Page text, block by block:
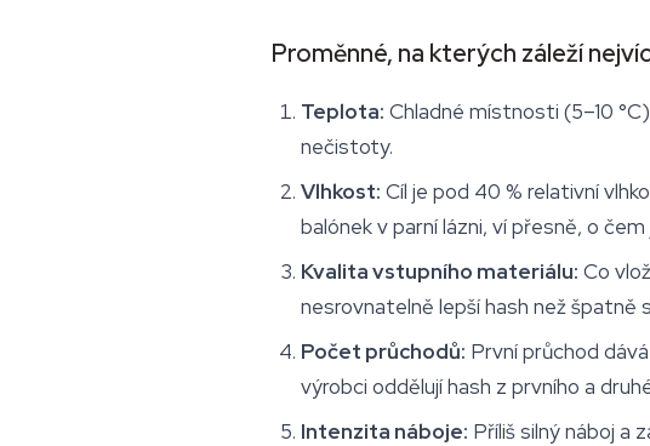
Proměnné, na kterých záleží nejvíc
Teplota: Chladné místnosti (5–10
nečistoty.
Vlhkost: Cíl je pod 40 % relativní
balónek v parní lázni, ví přesně, o čem
Kvalita vstupního materiálu: Co
nesrovnatelně lepší hash než špatně
Počet průchodů: První průchod
výrobci oddělují hash z prvního a
Intenzita náboje: Příliš silný náboj a